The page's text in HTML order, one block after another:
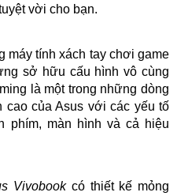
vời cho bạn.
máy tính xách tay chơi game
sở hữu cấu hình vô cùng
là một trong những dòng
cao của Asus với các yếu tố
phím, màn hình và cả hiệu
Vivobookcó thiết kế mỏng